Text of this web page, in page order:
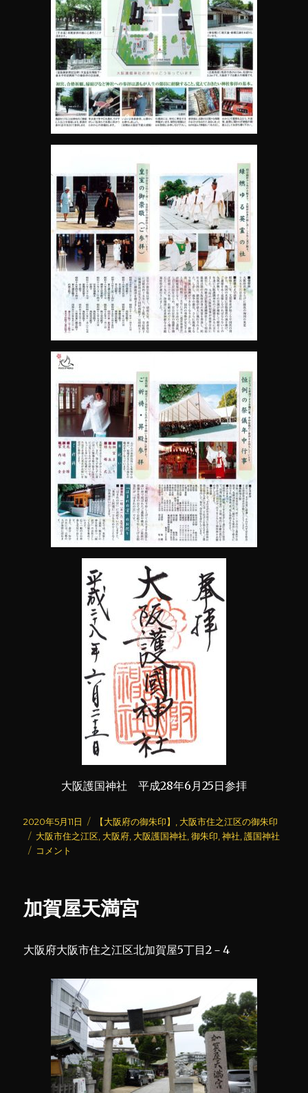
大阪護国神社 平成28年6月25日参拝
投
稿
日:
2020年5月11日
カ
テ
【大阪府の御朱印】
大阪市住之江区の御朱印
タ
グ
大阪市住之江区 大阪府 大阪護国神社 ,御朱印 ,神社 ,護国神社
大
神
社
コメント
加賀屋天満宮
大阪府大阪市住之江区北加賀屋5丁目2－4